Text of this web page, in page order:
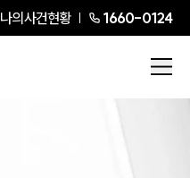
나의사건현황 1660-0124